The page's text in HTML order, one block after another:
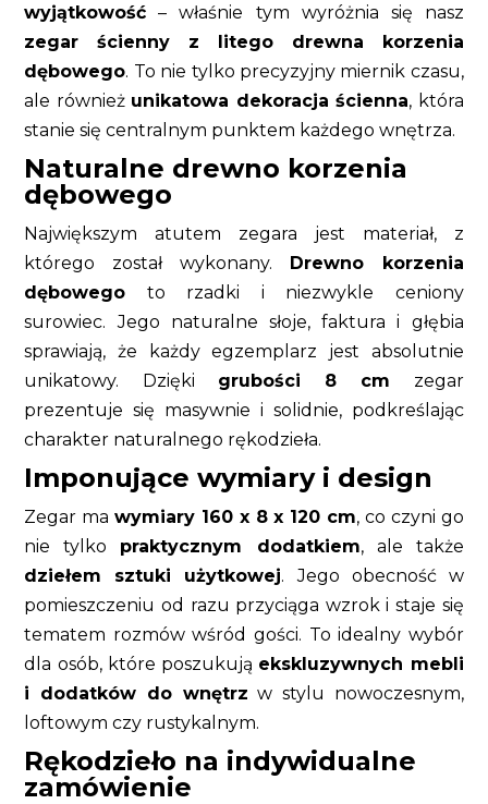
wyjątkowość – właśnie tym wyróżnia się nasz
zegar ścienny z litego drewna korzenia
dębowego. To nie tylko precyzyjny miernik czasu,
ale również unikatowa dekoracja ścienna, która
stanie się centralnym punktem każdego wnętrza.
Naturalne drewno korzenia
dębowego
Największym atutem zegara jest materiał, z
którego został wykonany. Drewno korzenia
dębowego to rzadki i niezwykle ceniony
surowiec. Jego naturalne słoje, faktura i głębia
sprawiają, że każdy egzemplarz jest absolutnie
unikatowy. Dzięki grubości 8 cm zegar
prezentuje się masywnie i solidnie, podkreślając
charakter naturalnego rękodzieła.
Imponujące wymiary i design
Zegar mawymiary 160 x 8 x 120 cm, co czyni go
nie tylko praktycznym dodatkiem, ale także
dziełem sztuki użytkowej. Jego obecność w
pomieszczeniu od razu przyciąga wzrok i staje się
tematem rozmów wśród gości. To idealny wybór
dla osób, które poszukują ekskluzywnych mebli
i dodatków do wnętrz w stylu nowoczesnym,
loftowym czy rustykalnym.
Rękodzieło na indywidualne
zamówienie